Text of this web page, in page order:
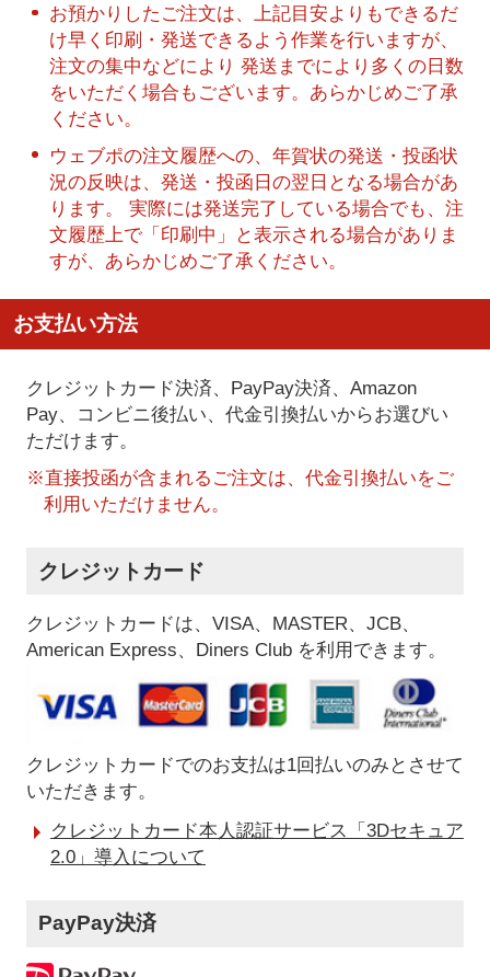
お預かりしたご注文は、上記目安よりもできるだ
け早く印刷・発送できるよう作業を行いますが、
注文の集中などにより 発送までにより多くの日数
をいただく場合もございます。あらかじめご了承
ください。
ウェブポの注文履歴への、年賀状の発送・投函状
況の反映は、発送・投函日の翌日となる場合があ
ります。 実際には発送完了している場合でも、注
文履歴上で「印刷中」と表示される場合がありま
すが、あらかじめご了承ください。
お支払い方法
クレジットカード決済、PayPay決済、Amazon
Pay、コンビニ後払い、代金引換払いからお選びい
ただけます。
※直接投函が含まれるご注文は、代金引換払いをご
利用いただけません。
クレジットカード
クレジットカードは、VISA、MASTER、JCB、
American Express、Diners Club を利用できます。
クレジットカードでのお支払は1回払いのみとさせて
いただきます。
クレジットカード本人認証サービス「3Dセキュア
2.0」導入について
PayPay決済